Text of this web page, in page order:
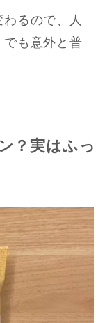
るので、人
も意外と普
？実はふっ